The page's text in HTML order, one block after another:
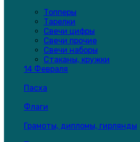
Топперы
Тарелки
Свечи цифры
Свечи прочие
Свечи наборы
Стаканы, кружки
14 Февраля
Пасха
Флаги
Грамоты, дипломы, гирлянды